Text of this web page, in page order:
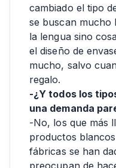
cambiado el tipo
se buscan mucho
la lengua sino
el diseño de
mucho, salvo
regalo.
-¿Y todos los
una demanda
-No, los que más
productos
fábricas se han
preocupan de